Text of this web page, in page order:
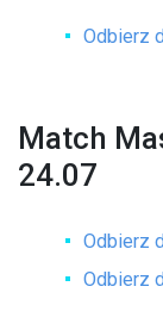
Odbierz
Match
24.07
Odbierz
Odbierz